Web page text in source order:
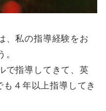
、私の指導経験をお
で指導してきて、英
４年以上指導してき